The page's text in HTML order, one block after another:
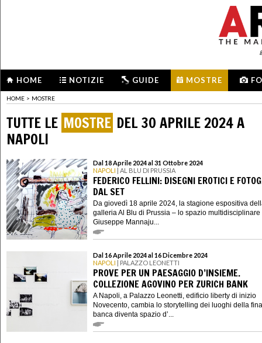
HOME NOTIZIE GUIDE MOSTRE
HOME > MOSTRE
TUTTE LE MOSTRE DEL 30 APRILE 2024 A
NAPOLI
Dal 18 Aprile 2024 al 31 Ottobre 2024
NAPOLI | AL BLU DI PRUSSIA
FEDERICO FELLINI: DISEGNI EROTICI E
DAL SET
Da giovedì 18 aprile 2024, la stagione espositiva
galleria Al Blu di Prussia – lo spazio multidisciplinare
Giuseppe Mannaju...
Dal 16 Aprile 2024 al 16 Dicembre 2024
NAPOLI | PALAZZO LEONETTI
PROVE PER UN PAESAGGIO D’INSIEME.
COLLEZIONE AGOVINO PER ZURICH BANK
A Napoli, a Palazzo Leonetti, edificio liberty di inizio
Novecento, cambia lo storytelling dei luoghi della
banca diventa spazio d’...